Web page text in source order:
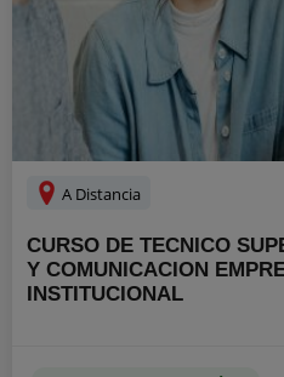
A Distancia
CURSO DE TECNICO
Y COMUNICACION
INSTITUCIONAL